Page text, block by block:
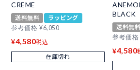
CREME
送料無料
ラッピング
参考価格 ¥6,050
¥4,580税込
在庫切れ
BLACK
送料無料
参考価格
¥4,580